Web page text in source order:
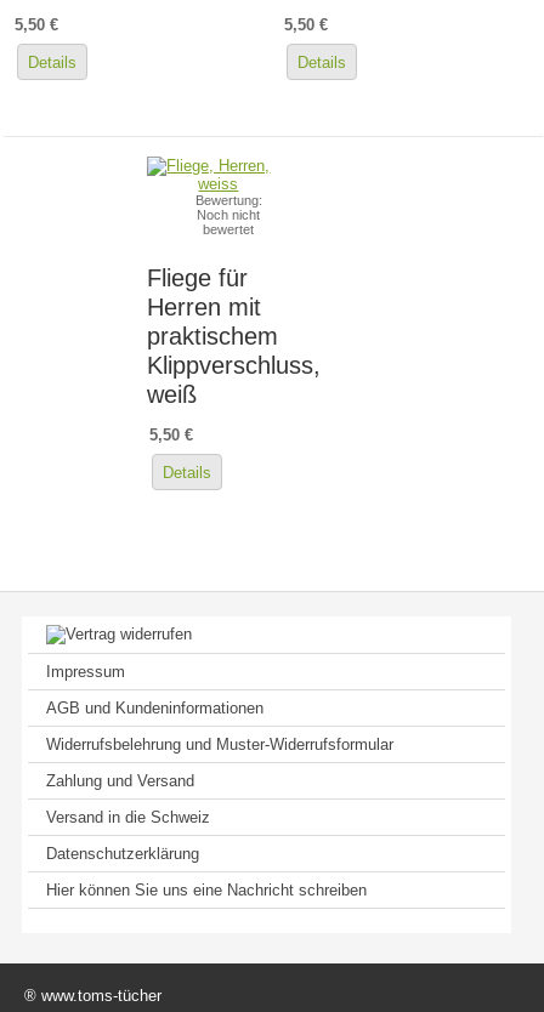
5,50 €
Details
5,50 €
Details
Bewertung:
Noch nicht
bewertet
Fliege für
Herren mit
praktischem
Klippverschluss,
weiß
5,50 €
Details
Impressum
AGB und Kundeninformationen
Widerrufsbelehrung und Muster-Widerrufsformular
Zahlung und Versand
Versand in die Schweiz
Datenschutzerklärung
Hier können Sie uns eine Nachricht schreiben
® www.toms-tücher